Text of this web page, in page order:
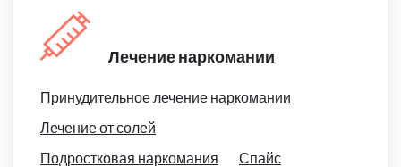
Лечение наркомании
Принудительное лечение наркомании
Лечение от солей
Подростковая наркомания
Спайс